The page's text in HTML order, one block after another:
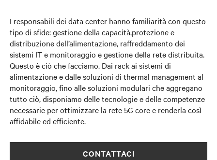
I responsabili dei data center hanno familiarità con questo
tipo di sfide:gestione della capacità,protezione e
distribuzione dell’alimentazione, raffreddamento dei
sistemi IT e monitoraggio e gestione della rete distribuita.
Questo è ciò che facciamo. Dai rack ai sistemi di
alimentazione e dalle soluzioni di thermal management al
monitoraggio, fino alle soluzioni modulari che aggregano
tutto ciò, disponiamo delletecnologie e delle competenze
necessarie per ottimizzare la rete 5G core e renderla così
affidabile ed efficiente.
CONTATTACI